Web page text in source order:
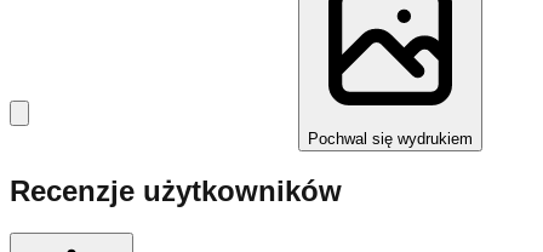
Pochwal się wydrukiem
Recenzje użytkowników